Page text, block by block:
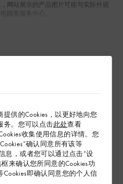
供的Cookies，以更好地向您
务。您可以点击此处查看
收集使用信息的详情。您
确认同意所有该等
息，或者您可以通过点击“设
来确认您所同意的Cookies功
即确认同意您的个人信
网站展示的产品图片可能与实际外观
顾客服务中心。